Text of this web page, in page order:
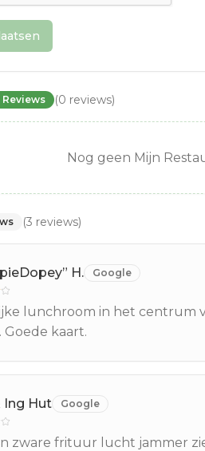
Reviews (0 reviews)
Nog geen Mijn
(3 reviews)
H. Google
lunchroom in het centrum
Goede kaart.
Ing Hut Google
zware frituur lucht jammer